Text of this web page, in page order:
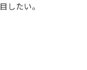
目したい。